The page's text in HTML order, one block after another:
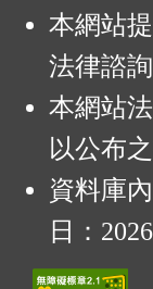
本網站
法律諮詢
本網站
以公布
資料庫
日：